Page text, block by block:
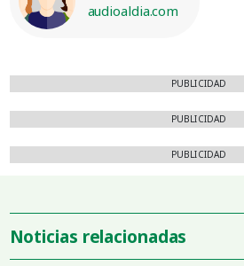
audioaldia.com
PUBLICIDAD
PUBLICIDAD
PUBLICIDAD
Noticias relacionadas